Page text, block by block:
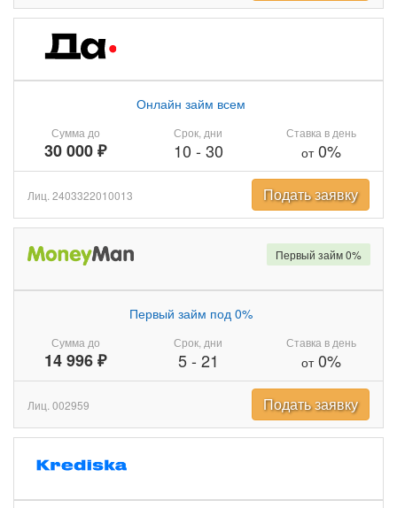
Сумма до
30 000 ₽
Онлайн займ всем
Срок, дни
10 - 30
Ставка в день
от0%
Лиц. 2403322010013 Подать заявку
Сумма до
14 996 ₽
Первый займ под 0%
Срок, дни
5- 21
Ставка в день
от0%
Первый займ 0%
Лиц. 002959 Подать заявку